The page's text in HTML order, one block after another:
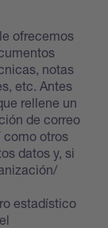
ofrecemos
notas
etc. Antes
rellene un
de correo
como otros
datos y, si
estadístico